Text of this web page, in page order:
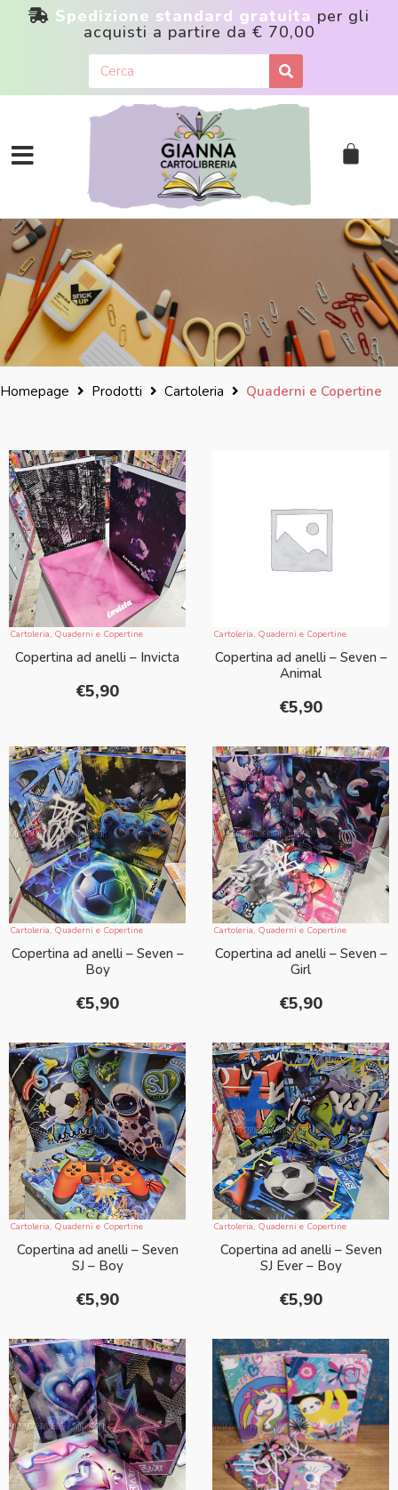
Spedizione standard gratuita per gli
acquisti a partire da € 70,00
Homepage Prodotti Cartoleria Quaderni e Copertine
Cartoleria, Quaderni e Copertine
Copertina ad anelli – Invicta
€5,90
Cartoleria, Quaderni e Copertine
Copertina ad anelli – Seven –
Animal
€5,90
Cartoleria, Quaderni e Copertine
Copertina ad anelli – Seven –
Boy
€5,90
Cartoleria, Quaderni e Copertine
Copertina ad anelli – Seven –
Girl
€5,90
Cartoleria, Quaderni e Copertine
Copertina ad anelli – Seven
SJ – Boy
€5,90
Cartoleria, Quaderni e Copertine
Copertina ad anelli – Seven
SJ Ever – Boy
€5,90